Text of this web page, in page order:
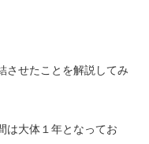
させたことを解説してみ
は大体１年となってお